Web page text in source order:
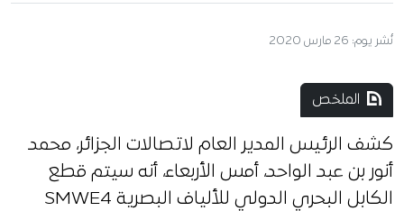
نُشر يوم: 26 مارس 2020
الملخص
كشف الرئيس المدير العام لاتصالات الجزائر، محمد
أنور بن عبد الواحد، أمس الأربعاء، أنه سيتم قطع